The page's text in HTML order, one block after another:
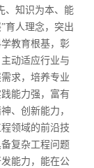
、知识为本、能
育人理念，突出
教育根基，彰
动适应行业与
求，培养专业
能力强，富有
、创新能力，
领域的前沿技
复杂工程问题
能力，能在公